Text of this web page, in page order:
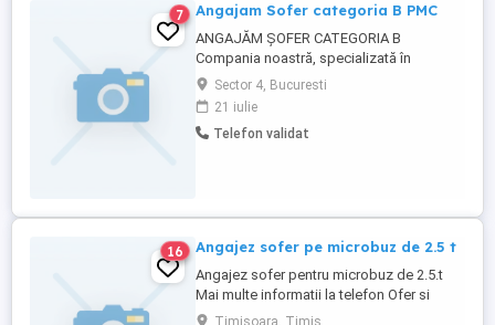
7 Angajam Sofer categoria B PMC
ANGAJĂM ȘOFER CATEGORIA B
Compania noastră, specializată în
colectarea uleiului vegetal uzat, își
mărește echipa și caută un șofer serios și
responsabil. Cerințe: - Permis de
conducere categoria B; - Seriozitate și
Sector 4, Bucuresti
21 iulie
Telefon validat
16 Angajez sofer pe microbuz de 2.5 t
Angajez sofer pentru microbuz de 2.5.t
Mai multe informatii la telefon Ofer si
cazare gratuit
Timisoara, Timis